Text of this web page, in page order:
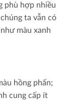
phù hợp nhiều
ta vẫn có
màu xanh
hồng phấn;
cung cấp ít